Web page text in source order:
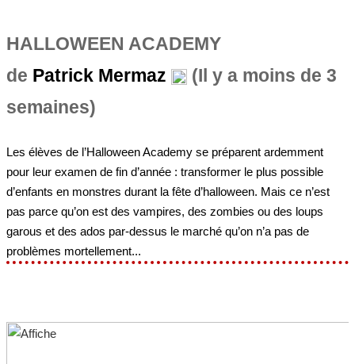
HALLOWEEN ACADEMY
de Patrick Mermaz
(Il y a moins de 3
semaines)
Les élèves de l’Halloween Academy se préparent ardemment
pour leur examen de fin d’année : transformer le plus possible
d’enfants en monstres durant la fête d’halloween. Mais ce n’est
pas parce qu’on est des vampires, des zombies ou des loups
garous et des ados par-dessus le marché qu’on n’a pas de
problèmes mortellement...